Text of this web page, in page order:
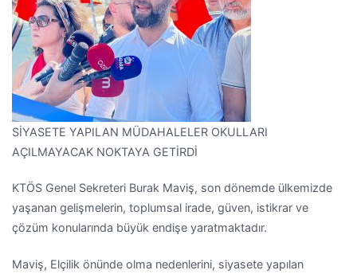
SİYASETE YAPILAN MÜDAHALELER OKULLARI
AÇILMAYACAK NOKTAYA GETİRDİ
KTÖS Genel Sekreteri Burak Maviş, son dönemde ülkemizde
yaşanan gelişmelerin, toplumsal irade, güven, istikrar ve
çözüm konularında büyük endişe yaratmaktadır.
Maviş, Elçilik önünde olma nedenlerini, siyasete yapılan